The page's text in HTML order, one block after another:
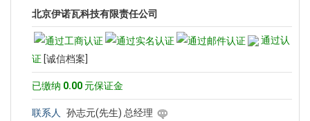
北京伊诺瓦科技有限责任公司
通过认
证 [诚信档案]
已缴纳 0.00 元保证金
联系人 孙志元(先生) 总经理